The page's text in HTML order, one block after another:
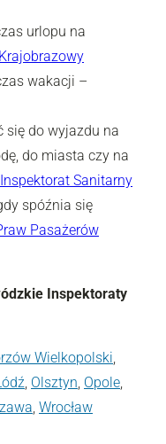
urlopu na
wakacji –
się do wyjazdu na
do miasta czy na
Inspektorat Sanitarny
spóźnia się
Pasażerów
Inspektoraty
Wielkopolski,
, Olsztyn, Opole,
, Wrocław